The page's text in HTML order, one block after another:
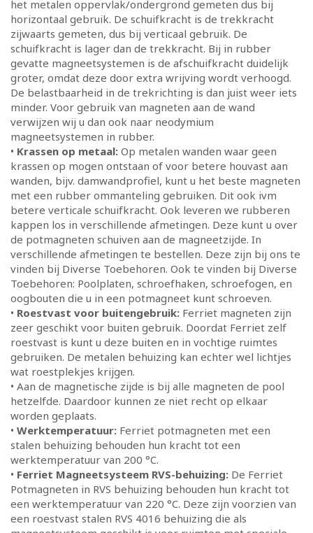
het metalen oppervlak/ondergrond gemeten dus bij
horizontaal gebruik. De schuifkracht is de trekkracht
zijwaarts gemeten, dus bij verticaal gebruik. De
schuifkracht is lager dan de trekkracht. Bij in rubber
gevatte magneetsystemen is de afschuifkracht duidelijk
groter, omdat deze door extra wrijving wordt verhoogd.
De belastbaarheid in de trekrichting is dan juist weer iets
minder. Voor gebruik van magneten aan de wand
verwijzen wij u dan ook naar neodymium
magneetsystemen in rubber.
• Krassen op metaal: Op metalen wanden waar geen
krassen op mogen ontstaan of voor betere houvast aan
wanden, bijv. damwandprofiel, kunt u het beste magneten
met een rubber ommanteling gebruiken. Dit ook ivm
betere verticale schuifkracht. Ook leveren we rubberen
kappen los in verschillende afmetingen. Deze kunt u over
de potmagneten schuiven aan de magneetzijde. In
verschillende afmetingen te bestellen. Deze zijn bij ons te
vinden bij Diverse Toebehoren. Ook te vinden bij Diverse
Toebehoren: Poolplaten, schroefhaken, schroefogen, en
oogbouten die u in een potmagneet kunt schroeven.
• Roestvast voor buitengebruik: Ferriet magneten zijn
zeer geschikt voor buiten gebruik. Doordat Ferriet zelf
roestvast is kunt u deze buiten en in vochtige ruimtes
gebruiken. De metalen behuizing kan echter wel lichtjes
wat roestplekjes krijgen.
• Aan de magnetische zijde is bij alle magneten de pool
hetzelfde. Daardoor kunnen ze niet recht op elkaar
worden geplaats.
• Werktemperatuur: Ferriet potmagneten met een
stalen behuizing behouden hun kracht tot een
werktemperatuur van 200 °C.
• Ferriet Magneetsysteem RVS-behuizing: De Ferriet
Potmagneten in RVS behuizing behouden hun kracht tot
een werktemperatuur van 220 °C. Deze zijn voorzien van
een roestvast stalen RVS 4016 behuizing die als